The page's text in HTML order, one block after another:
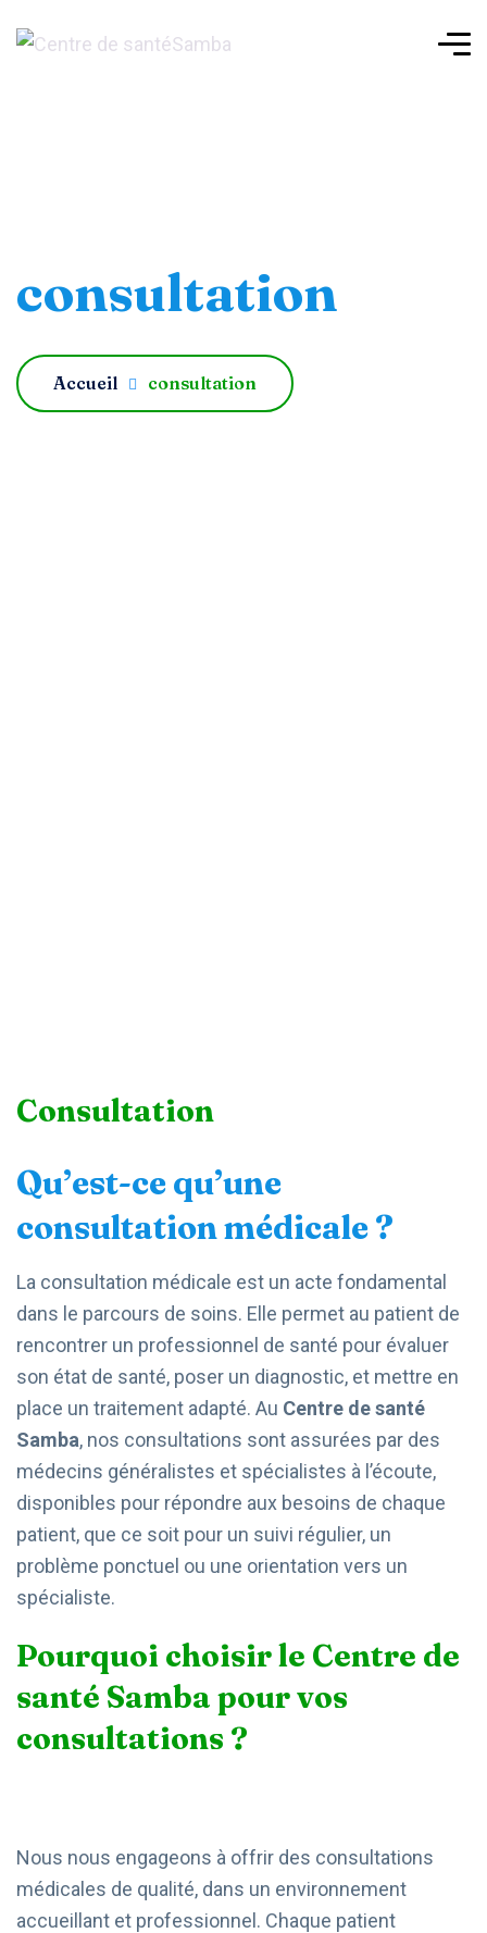
consultation
Accueil consultation
Consultation
Qu’est-ce qu’une
consultation médicale ?
La consultation médicale est un acte fondamental
dans le parcours de soins. Elle permet au patient de
rencontrer un professionnel de santé pour évaluer
son état de santé, poser un diagnostic, et mettre en
place un traitement adapté. Au Centre de santé
Samba, nos consultations sont assurées par des
médecins généralistes et spécialistes à l’écoute,
disponibles pour répondre aux besoins de chaque
patient, que ce soit pour un suivi régulier, un
problème ponctuel ou une orientation vers un
spécialiste.
Pourquoi choisir le Centre de
santé Samba pour vos
consultations ?
Nous nous engageons à offrir des consultations
médicales de qualité, dans un environnement
accueillant et professionnel. Chaque patient